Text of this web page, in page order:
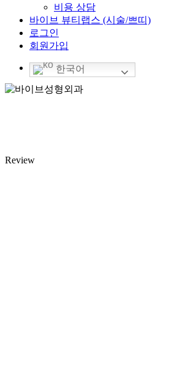
비용 상담
바이브 뷰티랩스 (시술/쁘띠)
로그인
회원가입
한국어
Review